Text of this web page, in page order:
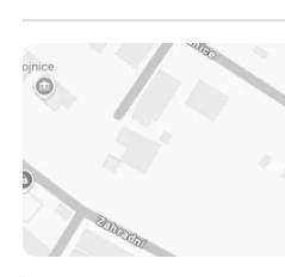
Měla jsem pouze
sazenicemi
Miroslava
Rostliny byly v pořádku,
Doporučuji :). Spokojenost,
my chybělo, bylo